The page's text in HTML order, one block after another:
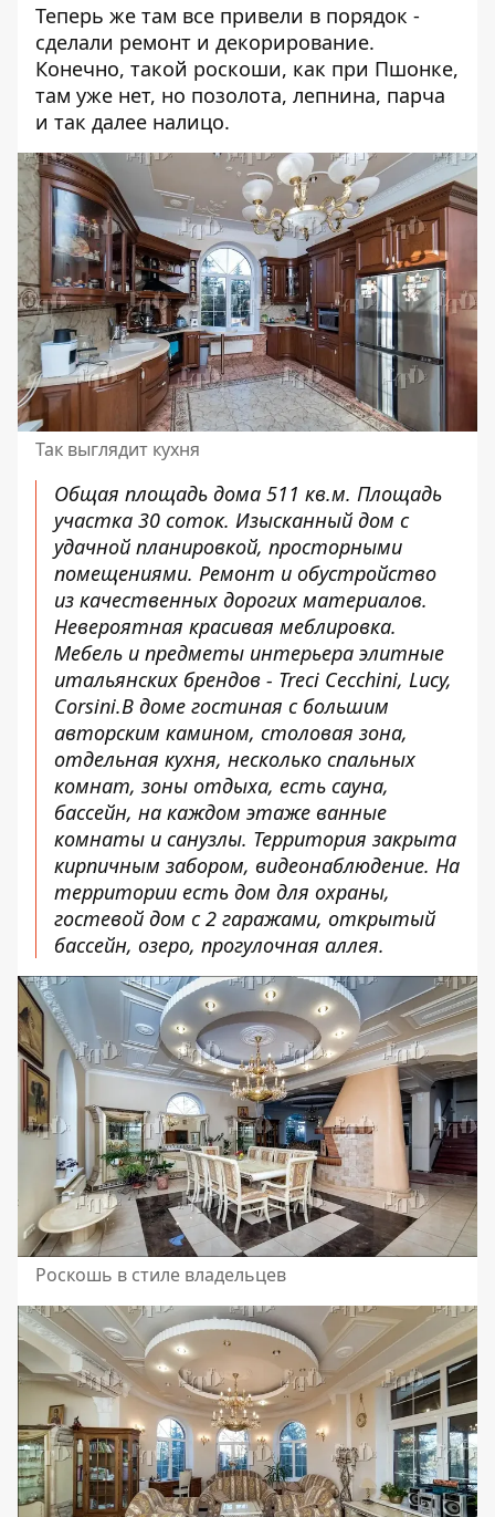
Теперь же там все привели в порядок -
сделали ремонт и декорирование.
Конечно, такой роскоши, как при Пшонке,
там уже нет, но позолота, лепнина, парча
и так далее налицо.
Так выглядит кухня
Общая площадь дома 511 кв.м. Площадь
участка 30 соток. Изысканный дом с
удачной планировкой, просторными
помещениями. Ремонт и обустройство
из качественных дорогих материалов.
Невероятная красивая меблировка.
Мебель и предметы интерьера элитные
итальянских брендов - Treci Cecchini, Lucy,
Corsini.В доме гостиная с большим
авторским камином, столовая зона,
отдельная кухня, несколько спальных
комнат, зоны отдыха, есть сауна,
бассейн, на каждом этаже ванные
комнаты и санузлы. Территория закрыта
кирпичным забором, видеонаблюдение. На
территории есть дом для охраны,
гостевой дом с 2 гаражами, открытый
бассейн, озеро, прогулочная аллея.
Роскошь в стиле владельцев